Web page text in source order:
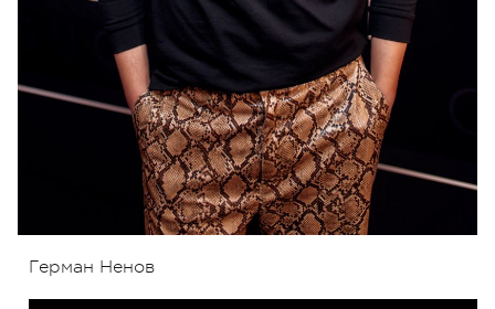
Герман Ненов